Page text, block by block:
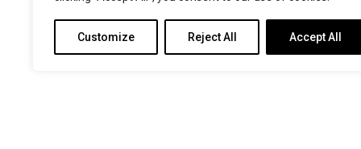
Customize Reject All Accept All